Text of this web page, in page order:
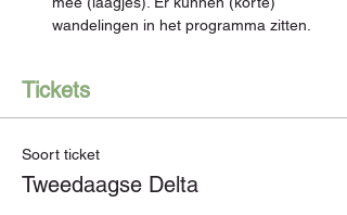
wandelingen in het programma zitten.
Tickets
Soort ticket
Tweedaagse Delta